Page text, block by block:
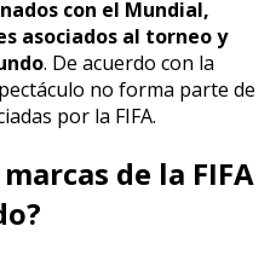
con el Mundial,
asociados al torneo y
. De acuerdo con la
no forma parte de
por la FIFA.
de la FIFA